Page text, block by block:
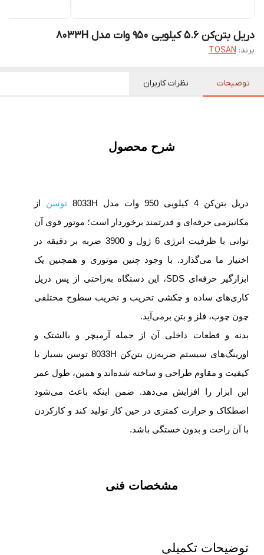
دریل بتن‌کن 5.6 کیلویی 950 وات مدل 8033H
برند: TOSAN
توضیحات نظرات کاربران
شرح محصول
دریل بتن‌کن 4 کیلویی 950 وات مدل 8033H توسن از
مکانیزمی حرفه‌ای و قدرتمند برخوردار است؛ موتور قوی آن
توانی با ظرفیت انرژی 6 ژول و 3900 ضربه بر دقیقه در
اختیار ما می‌گذارد. با وجود چنین موتوری و همچنین یک
ابزارگیر حرفه‌ای SDS، این دستگاه به‌راحتی از پس دریل
کاری‌های ساده و چکشی تخریب و تخریب سطوح مختلفی
چون چوب، فلز و بتن برمی‌آید.
بدنه و قطعات داخلی آن از جمله آرمیچر و بالشتک و
اورینگ‌های سیستم ضربه‌زن بتن‌کن 8033H توسن بسیار با
کیفیت و مقاوم طراحی و ساخته‌ شده‌اند و همین، طول عمر
این ابزار را افزایش می‌دهد. ضمن اینکه باعث می‌شود
اصطکاک و حرارت کمتری در حین کار تولید کند و کارکردن
با آن راحت و بدون خستگی باشد.
مشخصات فنی
توضیحات تکمیلی